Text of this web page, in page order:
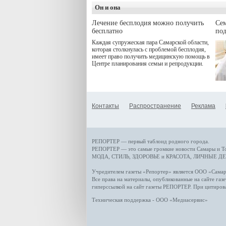
Он и она
Лечение бесплодия можно получить
бесплатно
Каждая супружеская пара Самарской области,
которая столкнулась с проблемой бесплодия,
имеет право получить медицинскую помощь в
Центре планирования семьи и репродукции.
Контакты Распространение Реклама
РЕПОРТЕР — первый таблоид родного города.
РЕПОРТЕР — это самые громкие новости Самары и
МОДА, СТИЛЬ ЗДОРОВЬЕ и КРАСОТА ЛИЧНЫЕ
Учредителем газеты «Репортер» является ООО
Все права на материалы, опубликованные на сайте
гиперссылкой на сайт газеты РЕПОРТЕР. При
Техническая поддержка - ООО «Медиасервис»